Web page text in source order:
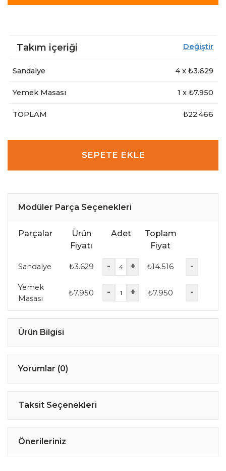
Takım içeriği Değiştir
Sandalye 4 x ₺3.629
Yemek Masası 1 x ₺7.950
TOPLAM ₺22.466
SEPETE EKLE
Modüler Parça Seçenekleri
Parçalar
Ürün
Fiyatı
Adet
Toplam
Fiyat
Sandalye ₺3.629 - + ₺14.516 -
Yemek
Masası
₺7.950 - + ₺7.950 -
Ürün Bilgisi
Yorumlar (0)
Taksit Seçenekleri
Önerileriniz